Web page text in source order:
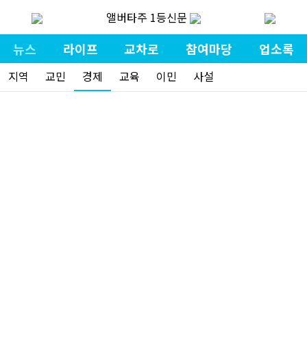
앨버타주 1등신문
뉴스 라이프 교차로 참여마당 업소록
지역 교민 경제 교육 이민 사설